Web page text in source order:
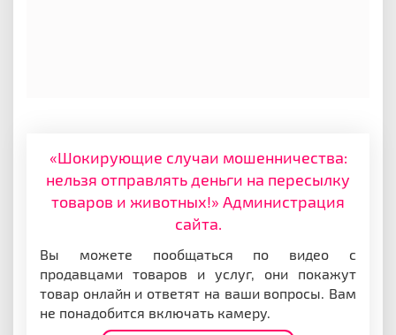
«Шокирующие случаи мошенничества:
нельзя отправлять деньги на пересылку
товаров и животных!» Администрация
сайта.
Вы можете пообщаться по видео с
продавцами товаров и услуг, они покажут
товар онлайн и ответят на ваши вопросы. Вам
не понадобится включать камеру.